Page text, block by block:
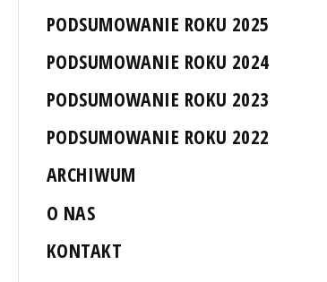
PODSUMOWANIE ROKU 2025
PODSUMOWANIE ROKU 2024
PODSUMOWANIE ROKU 2023
PODSUMOWANIE ROKU 2022
ARCHIWUM
O NAS
KONTAKT